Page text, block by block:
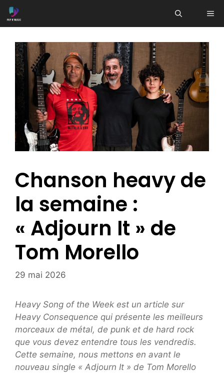
Aller
au
Chanson heavy de
la semaine :
« Adjourn It » de
Tom Morello
29 mai 2026
Heavy Song of the Week est un article sur
Heavy Consequence qui présente les meilleurs
morceaux de métal, de punk et de hard rock
que vous devez entendre tous les vendredis.
Cette semaine, nous mettons en avant le
nouveau single « Adjourn It » de Tom Morello